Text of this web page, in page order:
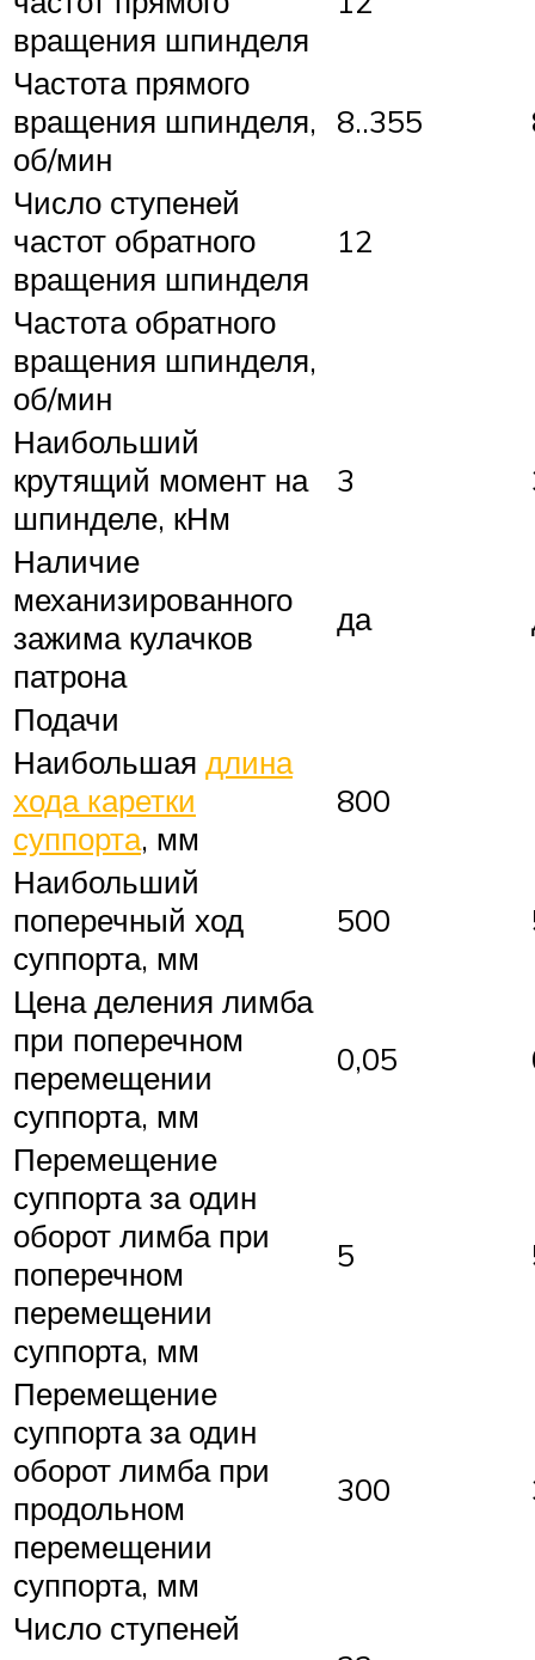
вращения шпинделя
Частота прямого
вращения шпинделя,
об/мин
8..355
Число ступеней
частот обратного
вращения шпинделя
12
Частота обратного
вращения шпинделя,
об/мин
Наибольший
крутящий момент на
шпинделе, кНм
3
Наличие
механизированного
зажима кулачков
патрона
да
Подачи
Наибольшая длина
хода каретки
суппорта, мм
800
Наибольший
поперечный ход
суппорта, мм
500
Цена деления лимба
при поперечном
перемещении
суппорта, мм
0,05
Перемещение
суппорта за один
оборот лимба при
поперечном
перемещении
суппорта, мм
5
Перемещение
суппорта за один
оборот лимба при
продольном
перемещении
суппорта, мм
300
Число ступеней